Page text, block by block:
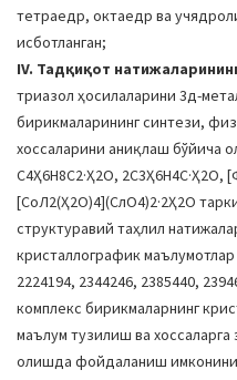
тетраедр, октаедр ва
исботланган;
IV. Тадқиқот
триазол ҳосилаларини 3д-
бирикмаларининг синтези,
хоссаларини аниқлаш бўйича
C4Ҳ6Н8С2·Ҳ2О,
[CоЛ2(Ҳ2О)4](CлО4)2·2Ҳ2О
структуравий таҳлил
кристаллографик
2224194, 2344246, 2385440,
комплекс бирикмаларнинг
маълум тузилиш ва
олишда фойдаланиш имконини